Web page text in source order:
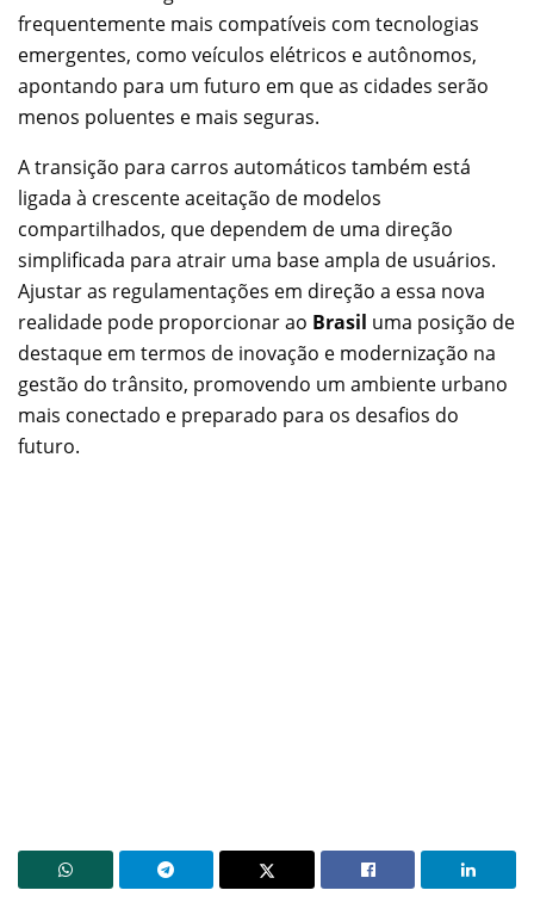
frequentemente mais compatíveis com tecnologias
emergentes, como veículos elétricos e autônomos,
apontando para um futuro em que as cidades serão
menos poluentes e mais seguras.
A transição para carros automáticos também está
ligada à crescente aceitação de modelos
compartilhados, que dependem de uma direção
simplificada para atrair uma base ampla de usuários.
Ajustar as regulamentações em direção a essa nova
realidade pode proporcionar ao Brasil uma posição de
destaque em termos de inovação e modernização na
gestão do trânsito, promovendo um ambiente urbano
mais conectado e preparado para os desafios do
futuro.